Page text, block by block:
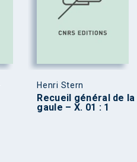
Henri Stern
Recueil général de la
gaule – X. 01 : 1